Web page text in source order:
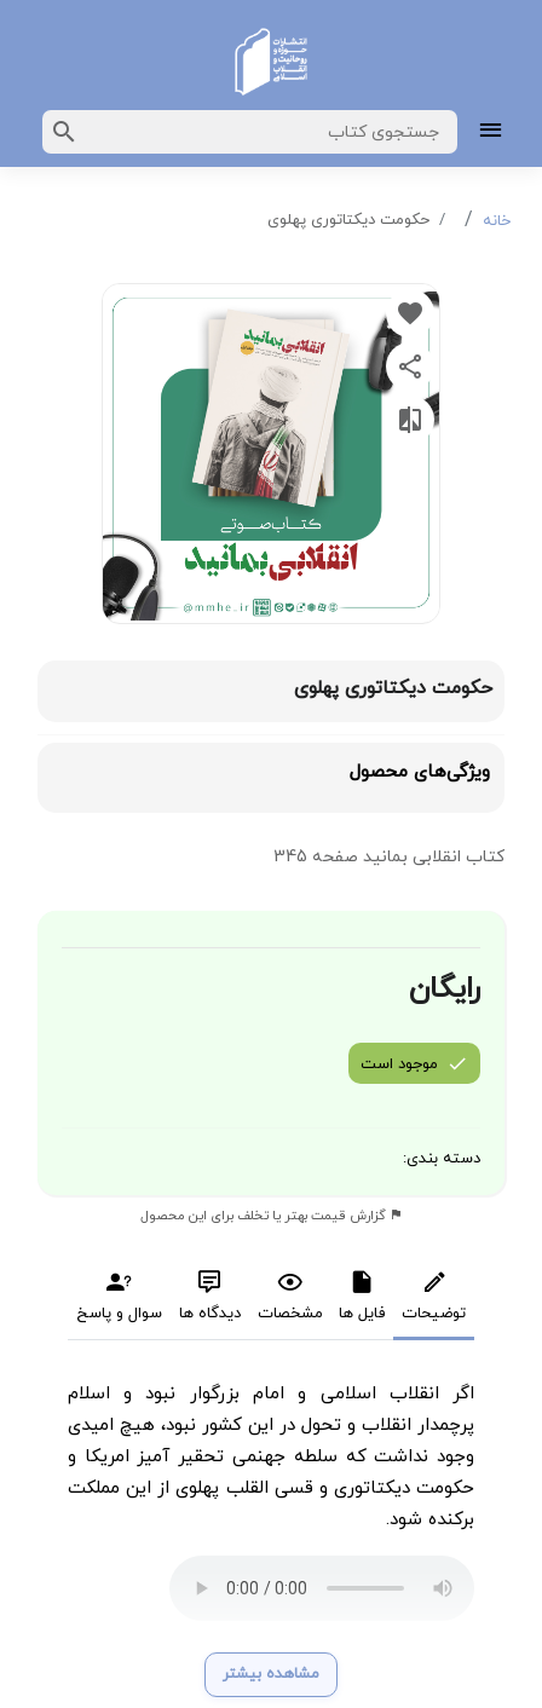
خانه حکومت دیکتاتوری پهلوی
حکومت دیکتاتوری پهلوی
ویژگی‌های محصول
کتاب انقلابی بمانید صفحه 345
رایگان
موجود است
دسته بندی:
گزارش قیمت بهتر یا تخلف برای این محصول
توضیحات فایل ها مشخصات دیدگاه ها سوال و پاسخ
اگر انقلاب اسلامی و امام بزرگوار نبود و اسلام
پرچمدار انقلاب و تحول در این کشور نبود، هیچ امیدی
وجود نداشت که سلطه جهنمی تحقیر آمیز امریکا و
حکومت دیکتاتوری و قسی القلب پهلوی از این مملکت
برکنده شود.
مشاهده بیشتر